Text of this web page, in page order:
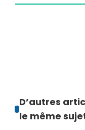
D’autres
le même